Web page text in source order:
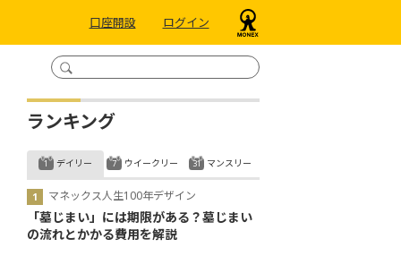
口座開設 ログイン
ランキング
デイリー
マネックス人生100年デザイン
「墓じまい」には期限がある？墓じまい
の流れとかかる費用を解説
ウイークリー マンスリー